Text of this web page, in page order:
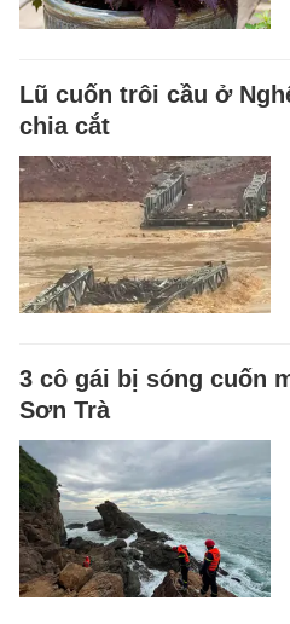
Lũ cuốn trôi cầu ở
chia cắt
3 cô gái bị sóng cuốn
Sơn Trà